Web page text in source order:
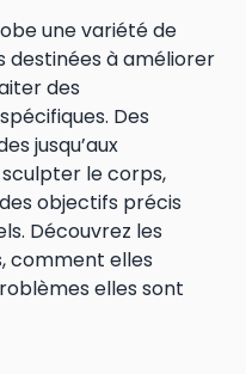
une variété de
destinées à améliorer
des
Des
jusqu’aux
le corps,
objectifs précis
Découvrez les
comment elles
elles sont